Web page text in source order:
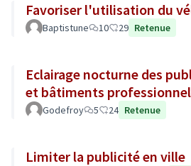
Favoriser l'utilisation du
Baptistune 10 29 Retenue
Eclairage nocturne des
et bâtiments
Godefroy 5 24 Retenue
Limiter la publicité en ville